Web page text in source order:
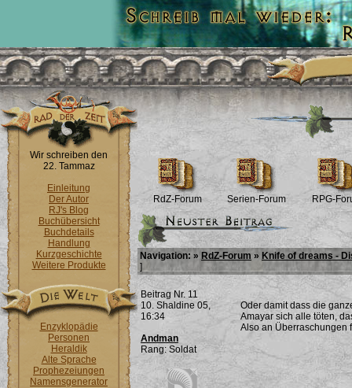
Wir schreiben den
22. Tammaz
Einleitung
Der Autor
RJ's Blog
Buchübersicht
Buchdetails
Handlung
Kurzgeschichte
Weitere Produkte
Enzyklopädie
Personen
Heraldik
Alte Sprache
Prophezeiungen
Namensgenerator
RdZ-Forum Serien-Forum RPG-
Navigation: » RdZ-Forum » Knife of dreams -
]
Beitrag Nr. 11
10. Shaldine 05,
16:34
Andman
Rang: Soldat
Oder damit dass die
Amayar sich alle töten,
Also an Überraschungen